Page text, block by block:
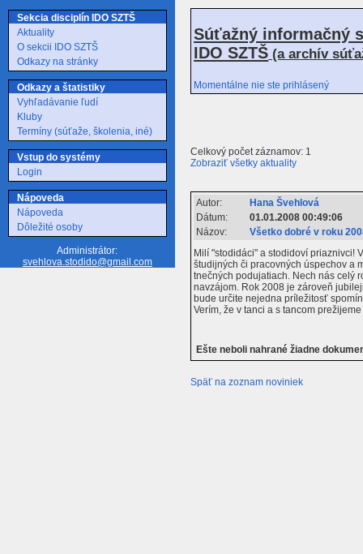
Sekcia disciplín IDO SZTŠ
Aktuality
O sekcii IDO SZTŠ
Odkazy na stránky
Odkazy a štatistiky
Vyhľadávanie ľudí
Kluby
Termíny (súťaže, školenia, iné)
Vstup do systémy
Login
Nápoveda
Nápoveda
Dôležité osoby
Administrátor:
svehlova.stodido@gmail.com
Súťažný informačný
IDO SZTŠ (a archív
Momentálne nie ste prihlásený
Celkový počet záznamov: 1
Zobraziť všetky aktuality
Autor:
Hana Švehlová
Dátum:
01.01.2008 00:49:06
Názov:
Všetko dobré v roku
Milí "stodidáci" a stodidoví priaznivci!
študijných či pracovných úspechov a
tnečných podujatiach. Nech nás celý
navzájom. Rok 2008 je zároveň
bude určite nejedna príležitosť
Verím, že v tanci a s tancom
Ešte neboli nahrané žiadne
Späť na zoznam noviniek